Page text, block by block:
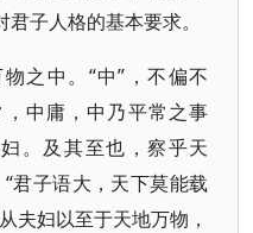
子人格的基本要求。
之中。“中”，不偏不
中庸，中乃平常之事
。及其至也，察乎天
君子语大，天下莫能载
夫妇以至于天地万物，